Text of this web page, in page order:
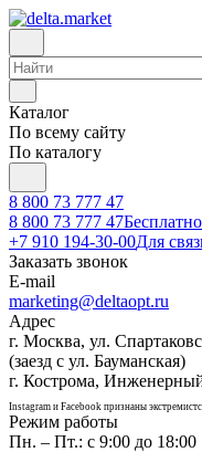
Каталог
По всему сайту
По каталогу
8 800 73 777 47
8 800 73 777 47
+7 910 194-30-00Для
Заказать звонок
E-mail
marketing@deltaopt.ru
Адрес
г. Москва, ул.
(заезд с ул. Бауманская)
г. Кострома,
Instagram и Facebook признаны
Режим работы
Пн. – Пт.: с 9:00 до 18:00